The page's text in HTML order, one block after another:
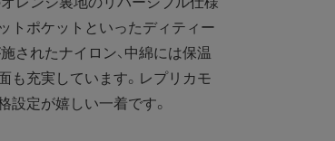
ットポケットといったディティー
されたナイロン、中綿には保温
も充実しています。レプリカモ
設定が嬉しい一着です。